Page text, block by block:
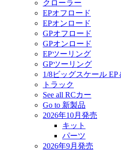
クローラー
EPオフロード
EPオンロード
GPオフロード
GPオンロード
EPツーリング
GPツーリング
1/8ビッグスケール
トラック
See all RCカー
Go to 新製品
2026年10月発売
キット
パーツ
2026年9月発売